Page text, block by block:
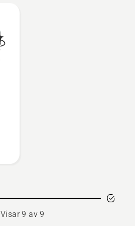
Visar 9 av 9